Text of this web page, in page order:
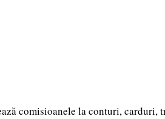
comisioanele la conturi, carduri,